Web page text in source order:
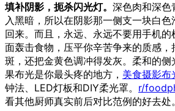
填补阴影，扼杀闪光灯。 深色肉和深色
入黑暗，所以在阴影那一侧支一块白
回来。而且，永远、永远不要用手机
面轰击食物，压平你辛苦争来的质感，
斑，还把金黄色调冲得发灰。柔和的
果布光是你最头疼的地方， 美食摄影布
钟法、LED灯板和DIY柔光罩。 r/
看其他厨师真实前后对比范例的好去处。